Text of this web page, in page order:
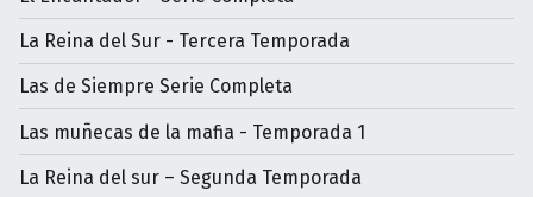
La Reina del Sur - Tercera Temporada
Las de Siempre Serie Completa
Las muñecas de la mafia - Temporada 1
La Reina del sur – Segunda Temporada